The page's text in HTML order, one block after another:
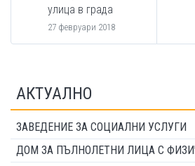
улица в града
27 февруари 2018
АКТУАЛНО
ЗАВЕДЕНИЕ ЗА СОЦИАЛНИ УСЛУГИ
ДОМ ЗА ПЪЛНОЛЕТНИ ЛИЦА С